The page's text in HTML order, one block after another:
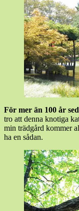
För mer än 100 år
tro att denna knotiga
min trädgård kommer
ha en sådan.